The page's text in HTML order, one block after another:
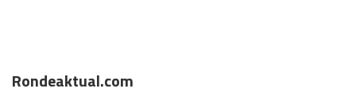
Rondeaktual.com